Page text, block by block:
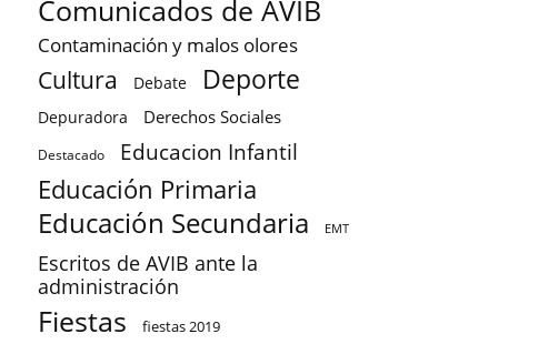
Comunicados de AVIB
Contaminación y malos olores
Cultura Debate Deporte
Depuradora Derechos Sociales
Destacado Educacion Infantil
Educación Primaria
Educación Secundaria EMT
Escritos de AVIB ante la
administración
Fiestas
fiestas 2019